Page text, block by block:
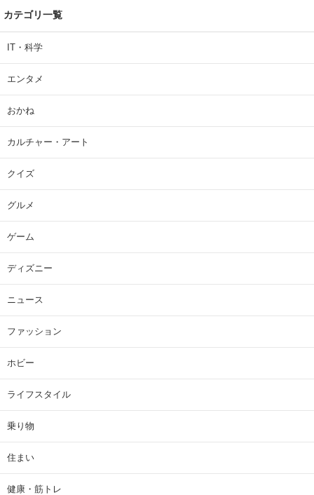
カテゴリ一覧
IT・科学
エンタメ
おかね
カルチャー・アート
クイズ
グルメ
ゲーム
ディズニー
ニュース
ファッション
ホビー
ライフスタイル
乗り物
住まい
健康・筋トレ